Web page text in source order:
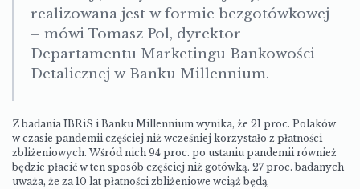
realizowana jest w formie bezgotówkowej
– mówi Tomasz Pol, dyrektor
Departamentu Marketingu Bankowości
Detalicznej w Banku Millennium.
Z badania IBRiS i Banku Millennium wynika, że 21 proc. Polaków
w czasie pandemii częściej niż wcześniej korzystało z płatności
zbliżeniowych. Wśród nich 94 proc. po ustaniu pandemii również
będzie płacić w ten sposób częściej niż gotówką. 27 proc. badanych
uważa, że za 10 lat płatności zbliżeniowe wciąż będą